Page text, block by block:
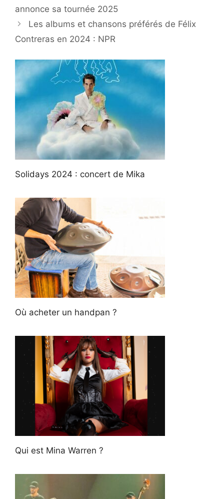
annonce sa tournée 2025
Les albums et chansons préférés de Félix
Contreras en 2024 : NPR
Solidays 2024 : concert de Mika
Où acheter un handpan ?
Qui est Mina Warren ?